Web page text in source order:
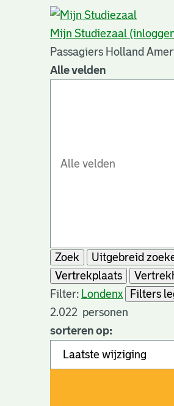
Mijn Studiezaal
Passagiers Holland
Alle velden
Zoek
Uitgebreid
Vertrekplaats
Filter: Londenx
Filters
2.022 personen
sorteren op: